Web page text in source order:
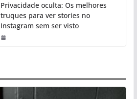
Privacidade oculta: Os melhores
truques para ver stories no
Instagram sem ser visto